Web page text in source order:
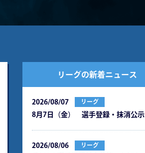
リーグの新着ニュース
2026/08/07 リーグ
8月7日（金） 選手登録・抹消公示
2026/08/06 リーグ